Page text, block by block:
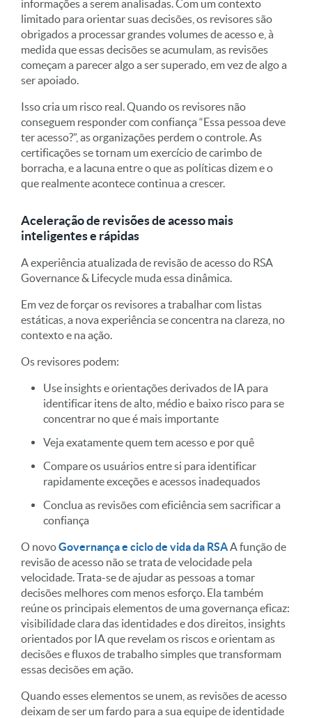
informações a serem analisadas. Com um contexto
limitado para orientar suas decisões, os revisores são
obrigados a processar grandes volumes de acesso e, à
medida que essas decisões se acumulam, as revisões
começam a parecer algo a ser superado, em vez de algo a
ser apoiado.
Isso cria um risco real. Quando os revisores não
conseguem responder com confiança “Essa pessoa deve
ter acesso?”, as organizações perdem o controle. As
certificações se tornam um exercício de carimbo de
borracha, e a lacuna entre o que as políticas dizem e o
que realmente acontece continua a crescer.
Aceleração de revisões de acesso mais
inteligentes e rápidas
A experiência atualizada de revisão de acesso do RSA
Governance & Lifecycle muda essa dinâmica.
Em vez de forçar os revisores a trabalhar com listas
estáticas, a nova experiência se concentra na clareza, no
contexto e na ação.
Os revisores podem:
Use insights e orientações derivados de IA para
identificar itens de alto, médio e baixo risco para se
concentrar no que é mais importante
Veja exatamente quem tem acesso e por quê
Compare os usuários entre si para identificar
rapidamente exceções e acessos inadequados
Conclua as revisões com eficiência sem sacrificar a
confiança
O novoGovernança e ciclo de vida da RSA A função de
revisão de acesso não se trata de velocidade pela
velocidade. Trata-se de ajudar as pessoas a tomar
decisões melhores com menos esforço. Ela também
reúne os principais elementos de uma governança eficaz:
visibilidade clara das identidades e dos direitos, insights
orientados por IA que revelam os riscos e orientam as
decisões e fluxos de trabalho simples que transformam
essas decisões em ação.
Quando esses elementos se unem, as revisões de acesso
deixam de ser um fardo para a sua equipe de identidade